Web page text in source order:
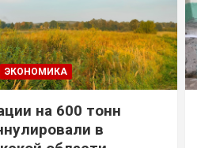
ЭКОНОМИКА
на 600 тонн
в